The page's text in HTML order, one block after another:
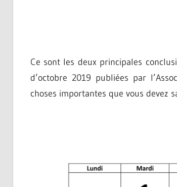
Ce sont les deux principales
d’octobre 2019 publiées par
choses importantes que vous devez